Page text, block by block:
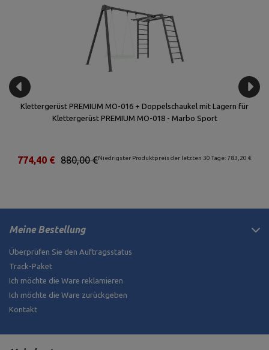
Klettergerüst PREMIUM MO-016 + Doppelschaukel mit Lagern für
Klettergerüst PREMIUM MO-018 - Marbo Sport
Niedrigster Produktpreis der letzten 30 Tage: 783,20 €
880,00 €
774,40 €
Meine Bestellung
Überprüfen Sie den Auftragsstatus
Track-Paket
Ich möchte die Ware reklamieren
Ich möchte die Ware zurückgeben
Kontakt